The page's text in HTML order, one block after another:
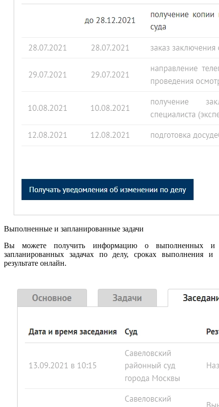
Выполненные и запланированные задачи
Вы можете получить информацию о выполненных и
запланированных задачах по делу, сроках выполнения и
результате онлайн.